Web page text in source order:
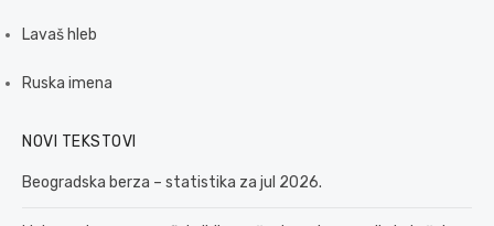
Lavaš hleb
Ruska imena
NOVI TEKSTOVI
Beogradska berza – statistika za jul 2026.